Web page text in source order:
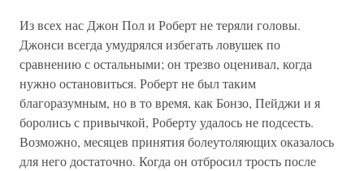
Из всех нас Джон Пол и Роберт не теряли головы.
Джонси всегда умудрялся избегать ловушек по
сравнению с остальными; он трезво оценивал, когда
нужно остановиться. Роберт не был таким
благоразумным, но в то время, как Бонзо, Пейджи и я
боролись с привычкой, Роберту удалось не подсесть.
Возможно, месяцев принятия болеутоляющих оказалось
для него достаточно. Когда он отбросил трость после